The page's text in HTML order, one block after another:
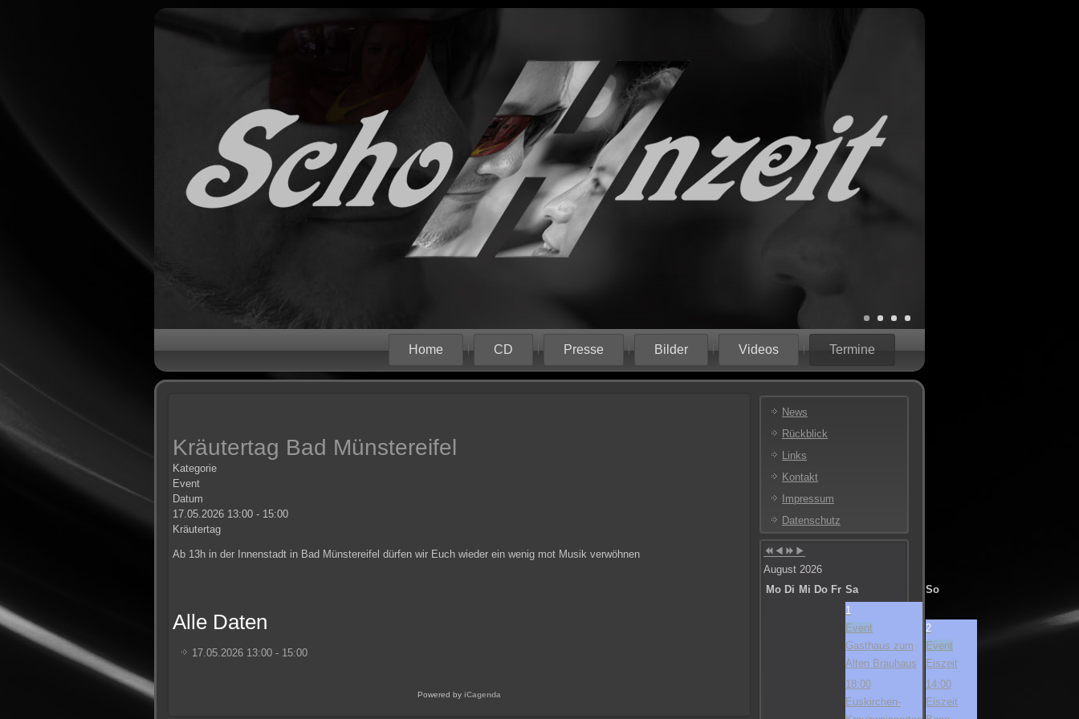
Home CD Presse Bilder Videos Termine
Kräutertag Bad Münstereifel
Kategorie
Event
Datum
17.05.2026 13:00 - 15:00
Kräutertag
Ab 13h in der Innenstadt in Bad Münstereifel dürfen wir Euch wieder ein wenig mot Musik verwöhnen
Alle Daten
17.05.2026 13:00 - 15:00
Powered by iCagenda
News
Rückblick
Links
Kontakt
Impressum
Datenschutz
Jahr
Monat
JahrMonat
August 2026
Mo Di Mi Do Fr Sa
So
1
Event
Gasthaus zum
Alten Brauhaus
18:00
Euskirchen-
2
Event
Eiszeit
14:00
Eiszeit